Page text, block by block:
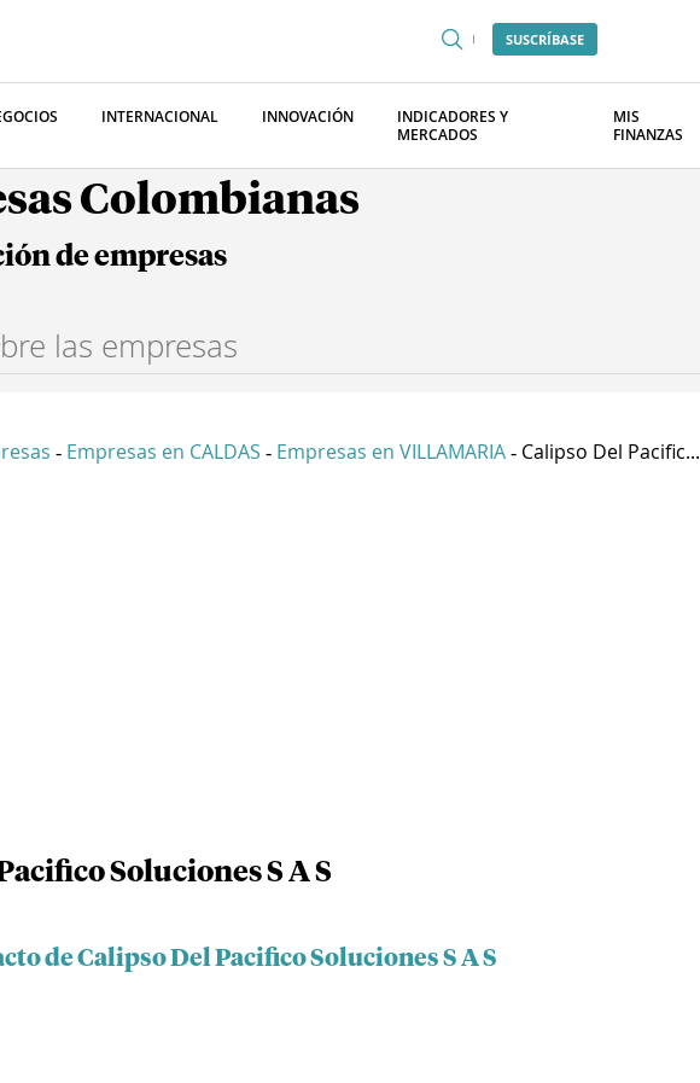
SUSCRÍBASE
INTERNACIONAL INNOVACIÓN
INDICADORES Y
MERCADOS
MIS
FINANZAS
Colombianas
de empresas
- Empresas en CALDAS - Empresas en VILLAMARIA - Calipso Del Pacific...
Soluciones S A S
de Calipso Del Pacifico Soluciones S A S